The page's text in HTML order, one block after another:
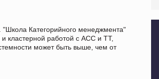
"Школа Категорийного менеджмента"
кластерной работой с АСС и ТТ,
может быть выше, чем от